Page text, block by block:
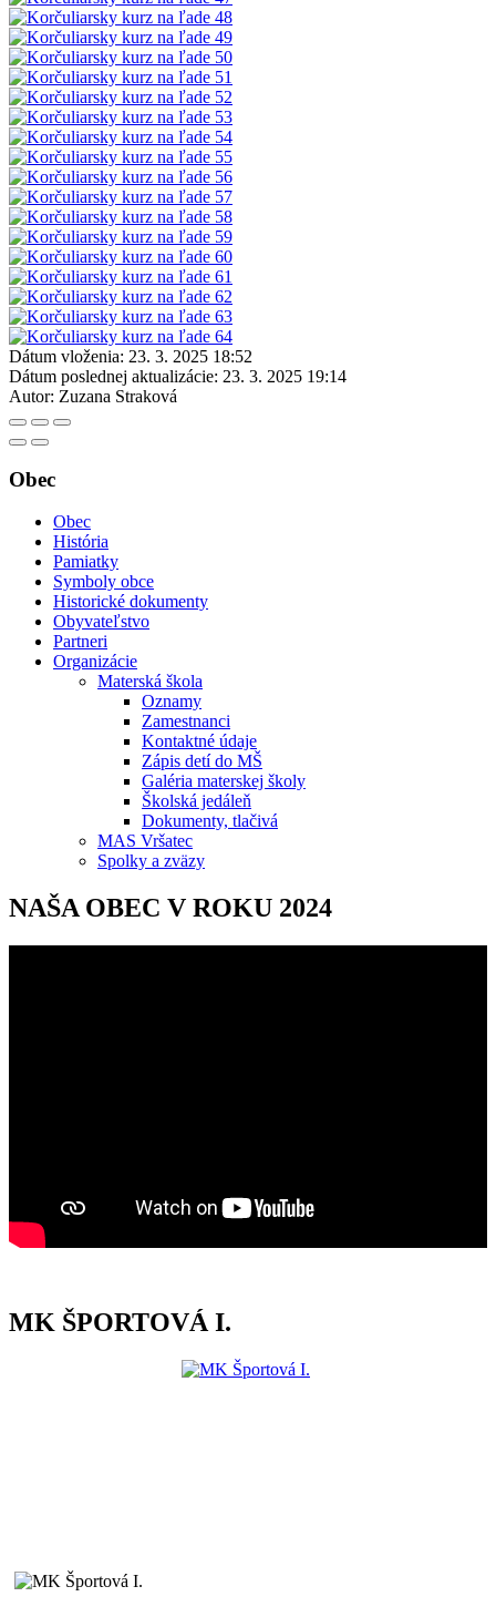
Dátum vloženia: 23. 3. 2025 18:52
Dátum poslednej aktualizácie: 23. 3. 2025 19:14
Autor: Zuzana Straková
Obec
Obec
História
Pamiatky
Symboly obce
Historické dokumenty
Obyvateľstvo
Partneri
Organizácie
Materská škola
Oznamy
Zamestnanci
Kontaktné údaje
Zápis detí do MŠ
Galéria materskej školy
Školská jedáleň
Dokumenty, tlačivá
MAS Vršatec
Spolky a zväzy
NAŠA OBEC V ROKU 2024
MK ŠPORTOVÁ I.